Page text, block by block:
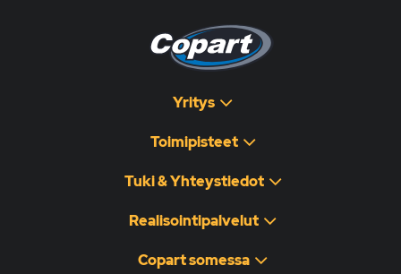
Yritys
Toimipisteet
Tuki & Yhteystiedot
Realisointipalvelut
Copart somessa